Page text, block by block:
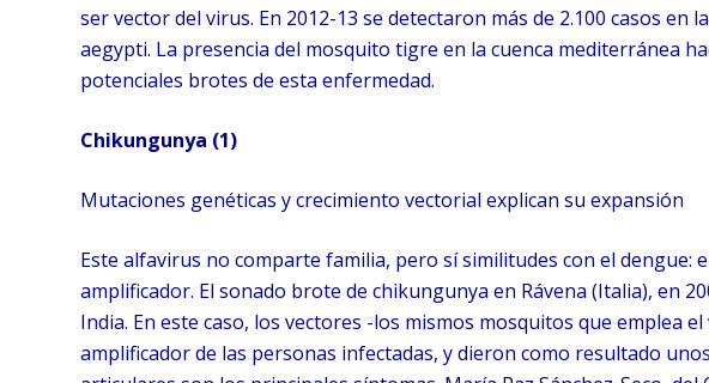
ser vector del virus. En 2012-13 se detectaron más de 2.100 casos en
aegypti. La presencia del mosquito tigre en la cuenca mediterránea
potenciales brotes de esta enfermedad.
Chikungunya (1)
Mutaciones genéticas y crecimiento vectorial explican su expansión
Este alfavirus no comparte familia, pero sí similitudes con el dengue:
amplificador. El sonado brote de chikungunya en Rávena (Italia), en
India. En este caso, los vectores -los mismos mosquitos que emplea
amplificador de las personas infectadas, y dieron como resultado